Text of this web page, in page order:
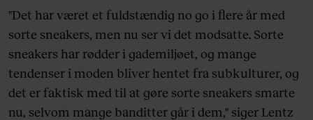
"Det har været et fuldstændig no go i flere år med
sorte sneakers, men nu ser vi det modsatte. Sorte
sneakers har rødder i gademiljøet, og mange
tendenser i moden bliver hentet fra subkulturer, og
det er faktisk med til at gøre sorte sneakers smarte
nu, selvom mange banditter går i dem," siger Lentz